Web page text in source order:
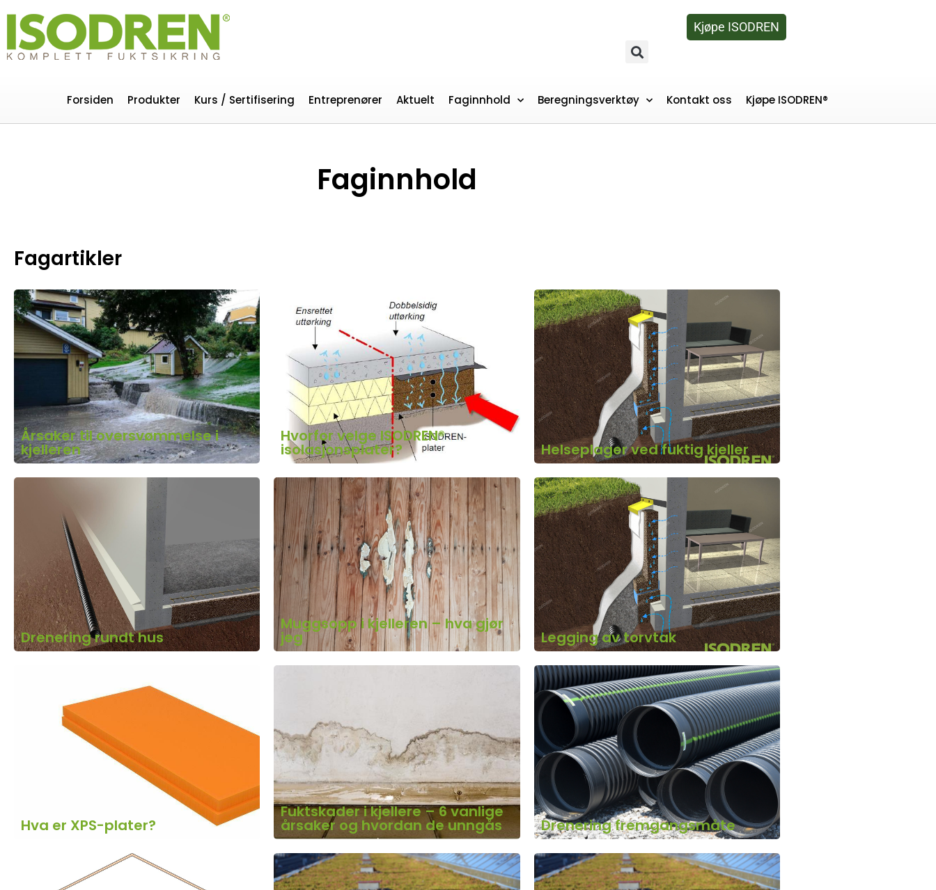
Kjøpe ISODREN
Forsiden Produkter Kurs / Sertifisering Entreprenører Aktuelt Faginnhold Beregningsverktøy Kontakt oss Kjøpe ISODREN®
Faginnhold
Fagartikler
Årsaker til oversvømmelse i
kjelleren
Hvorfor velge ISODREN®
isolasjonsplater? Helseplager ved fuktig kjeller
Drenering rundt hus
Muggsopp i kjelleren – hva gjør
jeg Legging av torvtak
Hva er XPS-plater?
Fuktskader i kjellere – 6 vanlige
årsaker og hvordan de unngås Drenering fremgangsmåte